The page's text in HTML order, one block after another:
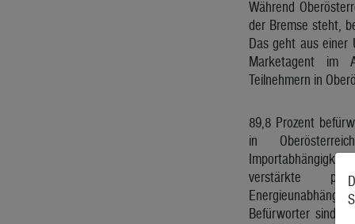
Während
der Bremse steht,
Das geht aus einer
Marketagent im
Teilnehmern in
89,8 Prozent
in
verstärkte
Befürworter sind